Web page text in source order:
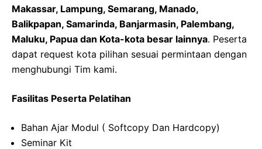
Makassar, Lampung, Semarang, Manado,
Balikpapan, Samarinda, Banjarmasin, Palembang,
Maluku, Papua dan Kota-kota besar lainnya. Peserta
dapat request kota pilihan sesuai permintaan dengan
menghubungi Tim kami.
Fasilitas Peserta Pelatihan
Bahan Ajar Modul ( Softcopy Dan Hardcopy)
Seminar Kit